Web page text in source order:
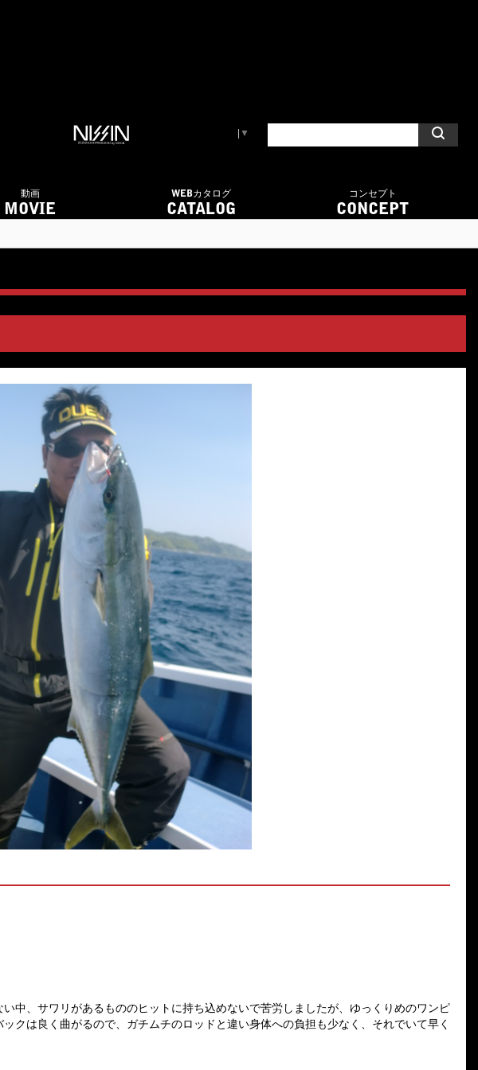
▼
動画
MOVIE
WEBカタログ
CATALOG
コンセプト
CONCEPT
中、サワリがあるもののヒットに持ち込めないで苦労しましたが、ゆっくりめのワンピ
クは良く曲がるので、ガチムチのロッドと違い身体への負担も少なく、それでいて早く